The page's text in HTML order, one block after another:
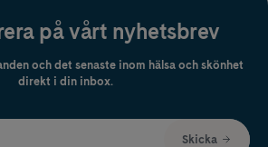
på vårt nyhetsbrev
och det senaste inom hälsa och skönhet
direkt i din inbox.
Skicka